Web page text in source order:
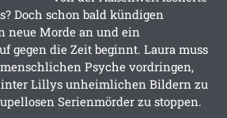
Doch schon bald kündigen
neue Morde an und ein
gegen die Zeit beginnt. Laura muss
Psyche vordringen,
Lillys unheimlichen Bildern zu
Serienmörder zu stoppen.